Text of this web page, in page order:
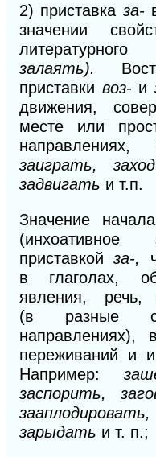
2) приставка за-
значении
залаять).
приставки воз- и
движения,
месте или
заиграть,
задвигать и т.п.
Значение
(инхоативное
приставкойза-,
в
глаголах,
явления, речь,
(в
разные
направлениях),
переживаний и
Например:
заспорить,
зарыдать и т. п.;